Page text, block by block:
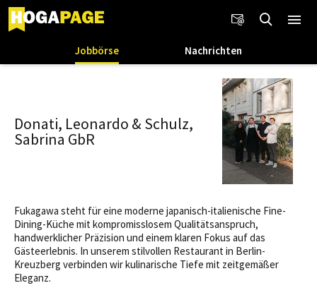
Jobbörse Nachrichten
Donati, Leonardo & Schulz,
Sabrina GbR
Fukagawa steht für eine moderne japanisch-italienische Fine-
Dining-Küche mit kompromisslosem Qualitätsanspruch,
handwerklicher Präzision und einem klaren Fokus auf das
Gästeerlebnis. In unserem stilvollen Restaurant in Berlin-
Kreuzberg verbinden wir kulinarische Tiefe mit zeitgemäßer
Eleganz.